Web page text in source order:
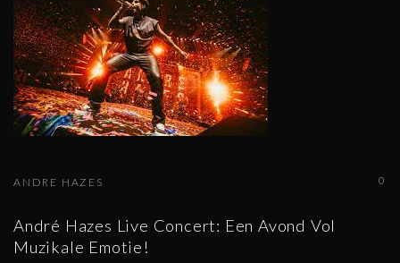
0
ANDRE HAZES
André Hazes Live Concert: Een Avond Vol
Muzikale Emotie!